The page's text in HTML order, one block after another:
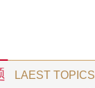
LAEST TOPICS